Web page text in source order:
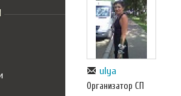
ulya
Организатор СП